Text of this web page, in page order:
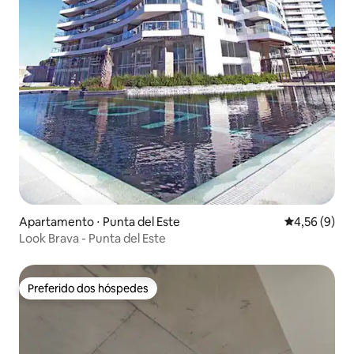
Apartamento ⋅ Punta del Este 4,56 de uma
4,56 (9)
Look Brava - Punta del Este
Preferido dos hóspedes
Preferido dos hóspedes